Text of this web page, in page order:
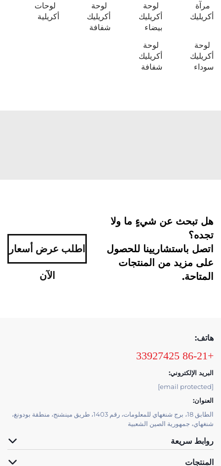
مرآة
أكريليك
لوحة
أكريليك
بيضاء
لوحة
أكريليك
شفافة
لوحات
أكريلية
لوحة
أكريليك
سوداء
لوحة
أكريليك
شفافة
هل تبحث عن شيءٍ ما ولا
تجده؟
اتصل باستشاريينا للحصول
على مزيد من المنتجات
المتاحة.
اطلب عرض أسعار
الآن
هاتف:
+86-21 33927425
البريد الإلكتروني:
[email protected]
العنوان:
الطابق 18، برج شنغهاي للمعلومات، رقم 1403، طريق مينشنج، منطقة بودونغ،
شنغهاي، جمهورية الصين الشعبية
روابط سريعة
المنتجات